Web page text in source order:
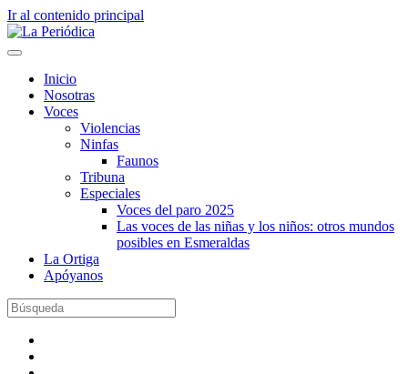
Ir al contenido principal
Inicio
Nosotras
Voces
Violencias
Ninfas
Faunos
Tribuna
Especiales
Voces del paro 2025
Las voces de las niñas y los niños: otros mundos
posibles en Esmeraldas
La Ortiga
Apóyanos